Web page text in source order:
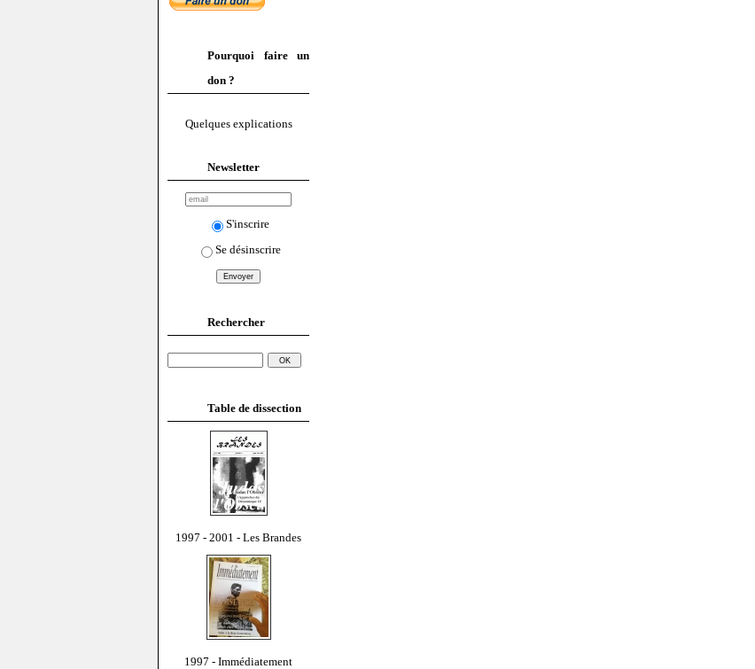
Pourquoi faire un
don ?
Quelques explications
Newsletter
S'inscrire
Se désinscrire
Rechercher
Table de dissection
1997 - 2001 - Les Brandes
1997 - Immédiatement